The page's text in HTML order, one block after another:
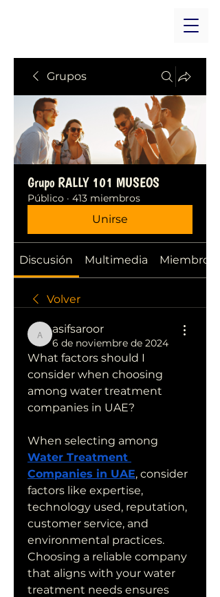
Grupos
Grupo RALLY 101 MUSEOS
Público · 413 miembros
Unirse
Discusión Multimedia Miembros
Volver
asifsaroor
asifsaroor
6 de noviembre de 2024
What factors should I
consider when choosing
among water treatment
companies in UAE?
Water Treatment
Companies in UAE, consider
factors like expertise,
technology used, reputation,
customer service, and
environmental practices.
Choosing a reliable company
that aligns with your water
treatment needs ensures